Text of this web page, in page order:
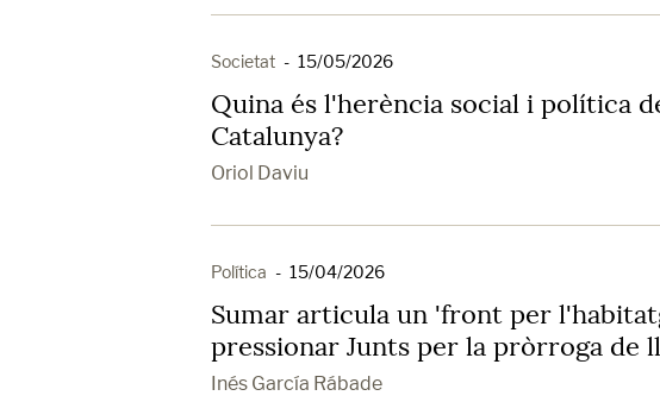
Societat - 15/05/2026
Quina és l'herència social i política
Catalunya?
Oriol Daviu
Política - 15/04/2026
Sumar articula un 'front per
pressionar Junts per la pròrroga de
Inés García Rábade